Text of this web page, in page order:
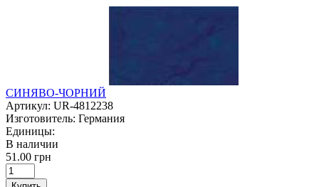
СИНЯВО-ЧОРНИЙ
Артикул: UR-4812238
Изготовитель: Германия
Единицы:
В наличии
51.00 грн